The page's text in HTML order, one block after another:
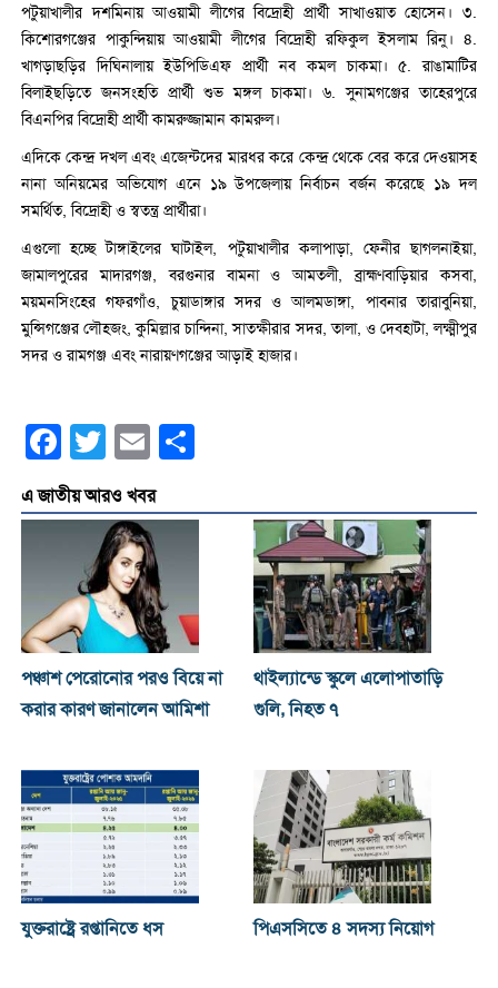
পটুয়াখালীর দশমিনায় আওয়ামী লীগের বিদ্রোহী প্রার্থী সাখাওয়াত হোসেন। ৩.
কিশোরগঞ্জের পাকুন্দিয়ায় আওয়ামী লীগের বিদ্রোহী রফিকুল ইসলাম রিনু। ৪.
খাগড়াছড়ির দিঘিনালায় ইউপিডিএফ প্রার্থী নব কমল চাকমা। ৫. রাঙামাটির
বিলাইছড়িতে জনসংহতি প্রার্থী শুভ মঙ্গল চাকমা। ৬. সুনামগঞ্জের তাহেরপুরে
বিএনপির বিদ্রোহী প্রার্থী কামরুজ্জামান কামরুল।
এদিকে কেন্দ্র দখল এবং এজেন্টদের মারধর করে কেন্দ্র থেকে বের করে দেওয়াসহ
নানা অনিয়মের অভিযোগ এনে ১৯ উপজেলায় নির্বাচন বর্জন করেছে ১৯ দল
সমর্থিত, বিদ্রোহী ও স্বতন্ত্র প্রার্থীরা।
এগুলো হচ্ছে টাঙ্গাইলের ঘাটাইল, পটুয়াখালীর কলাপাড়া, ফেনীর ছাগলনাইয়া,
জামালপুরের মাদারগঞ্জ, বরগুনার বামনা ও আমতলী, ব্রাহ্মণবাড়িয়ার কসবা,
ময়মনসিংহের গফরগাঁও, চুয়াডাঙ্গার সদর ও আলমডাঙ্গা, পাবনার তারাবুনিয়া,
মুন্সিগঞ্জের লৌহজং, কুমিল্লার চান্দিনা, সাতক্ষীরার সদর, তালা, ও দেবহাটা, লক্ষ্মীপুর
সদর ও রামগঞ্জ এবং নারায়ণগঞ্জের আড়াই হাজার।
Facebook
Twitter Email
এ জাতীয় আরও খবর
পঞ্চাশ পেরোনোর পরও বিয়ে না
করার কারণ জানালেন আমিশা
থাইল্যান্ডে স্কুলে এলোপাতাড়ি
গুলি, নিহত ৭
যুক্তরাষ্ট্রে রপ্তানিতে ধস পিএসসিতে ৪ সদস্য নিয়োগ